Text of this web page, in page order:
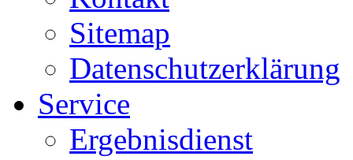
Sitemap
Datenschutzerklärung
Service
Ergebnisdienst